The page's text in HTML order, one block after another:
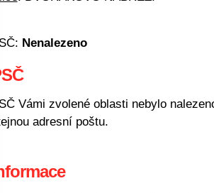
Nenalezeno
Vámi zvolené oblasti nebylo
adresní poštu.